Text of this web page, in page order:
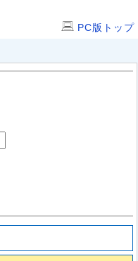
PC版トップ